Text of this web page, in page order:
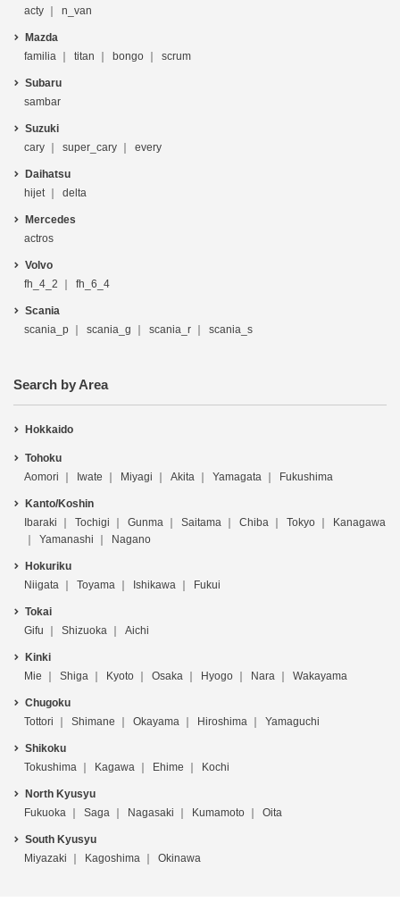
acty
n_van
Mazda
familia
titan bongo scrum
Subaru
sambar
Suzuki
cary
super_cary every
Daihatsu
hijet
delta
Mercedes
actros
Volvo
fh_4_2
fh_6_4
Scania
scania_p
scania_g scania_r scania_s
Search by Area
Hokkaido
Tohoku
Aomori
Iwate Miyagi Akita Yamagata Fukushima
Kanto/Koshin
Ibaraki
Tochigi Gunma Saitama Chiba Tokyo
Kanagawa
Yamanashi
Nagano
Hokuriku
Niigata
Toyama Ishikawa Fukui
Tokai
Gifu
Shizuoka Aichi
Kinki
Mie
Shiga Kyoto Osaka Hyogo Nara Wakayama
Chugoku
Tottori
Shimane Okayama Hiroshima Yamaguchi
Shikoku
Tokushima
Kagawa Ehime Kochi
North Kyusyu
Fukuoka
Saga Nagasaki Kumamoto Oita
South Kyusyu
Miyazaki
Kagoshima Okinawa